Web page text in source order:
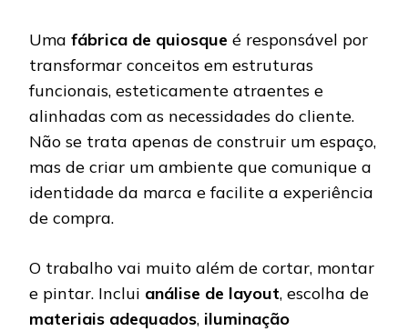
Uma fábrica de quiosque é responsável por
transformar conceitos em estruturas
funcionais, esteticamente atraentes e
alinhadas com as necessidades do cliente.
Não se trata apenas de construir um espaço,
mas de criar um ambiente que comunique a
identidade da marca e facilite a experiência
de compra.
O trabalho vai muito além de cortar, montar
e pintar. Inclui análise de layout, escolha de
materiais adequados, iluminação